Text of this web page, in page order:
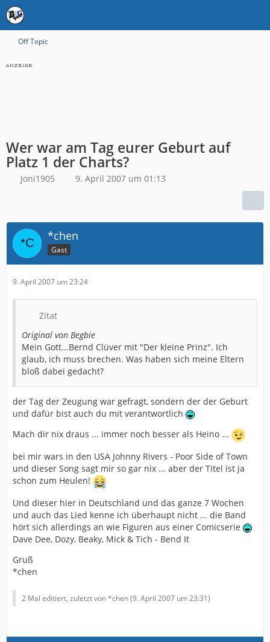
Off Topic
Wer war am Tag eurer Geburt auf
Platz 1 der Charts?
Joni1905 9. April 2007 um 01:13
*chen
Gast
9. April 2007 um 23:24
Zitat
Original von Begbie
Mein Gott...Bernd Clüver mit "Der kleine Prinz". Ich
glaub, ich muss brechen. Was haben sich meine Eltern
bloß dabei gedacht?
der Tag der Zeugung war gefragt, sondern der der Geburt
und dafür bist auch du mit verantwortlich
Mach dir nix draus ... immer noch besser als Heino ...
bei mir wars in den USA Johnny Rivers - Poor Side of Town
und dieser Song sagt mir so gar nix ... aber der Titel ist ja
schon zum Heulen!
Und dieser hier in Deutschland und das ganze 7 Wochen
und auch das Lied kenne ich überhaupt nicht ... die Band
hört sich allerdings an wie Figuren aus einer Comicserie
Dave Dee, Dozy, Beaky, Mick & Tich - Bend It
Gruß
*chen
2 Mal editiert, zuletzt von *chen (9. April 2007 um 23:31)